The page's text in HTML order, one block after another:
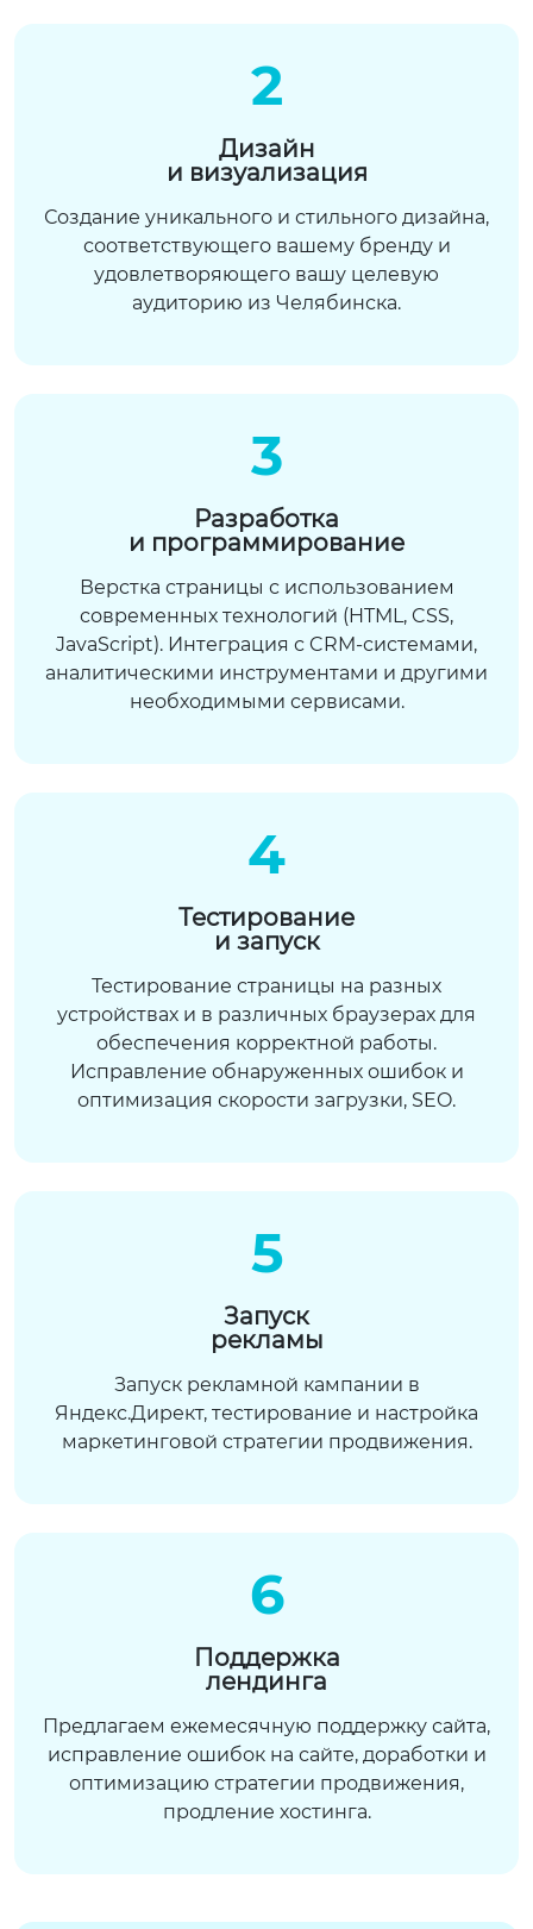
2
Дизайн
и визуализация
Создание уникального и стильного дизайна,
соответствующего вашему бренду и
удовлетворяющего вашу целевую
аудиторию из Челябинска.
3
Разработка
и программирование
Верстка страницы с использованием
современных технологий (HTML, CSS,
JavaScript). Интеграция с CRM-системами,
аналитическими инструментами и другими
необходимыми сервисами.
4
Тестирование
и запуск
Тестирование страницы на разных
устройствах и в различных браузерах для
обеспечения корректной работы.
Исправление обнаруженных ошибок и
оптимизация скорости загрузки, SEO.
5
Запуск
рекламы
Запуск рекламной кампании в
Яндекс.Директ, тестирование и настройка
маркетинговой стратегии продвижения.
6
Поддержка
лендинга
Предлагаем ежемесячную поддержку сайта,
исправление ошибок на сайте, доработки и
оптимизацию стратегии продвижения,
продление хостинга.